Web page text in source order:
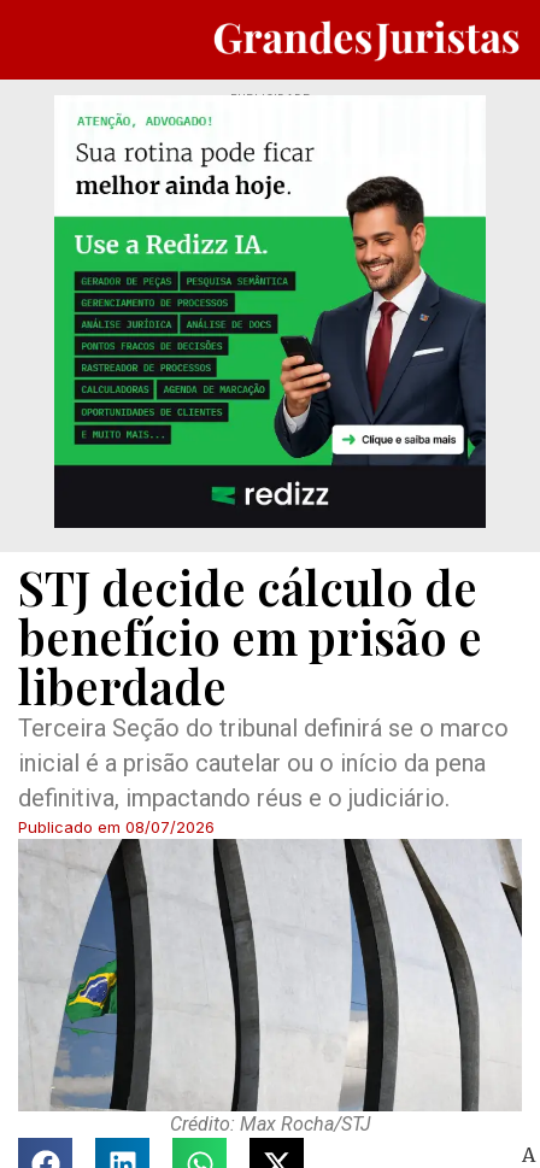
PUBLICIDADE
STJ decide cálculo de
benefício em prisão e
liberdade
Terceira Seção do tribunal definirá se o marco
inicial é a prisão cautelar ou o início da pena
definitiva, impactando réus e o judiciário.
Publicado em 08/07/2026
Crédito: Max Rocha/STJ
A